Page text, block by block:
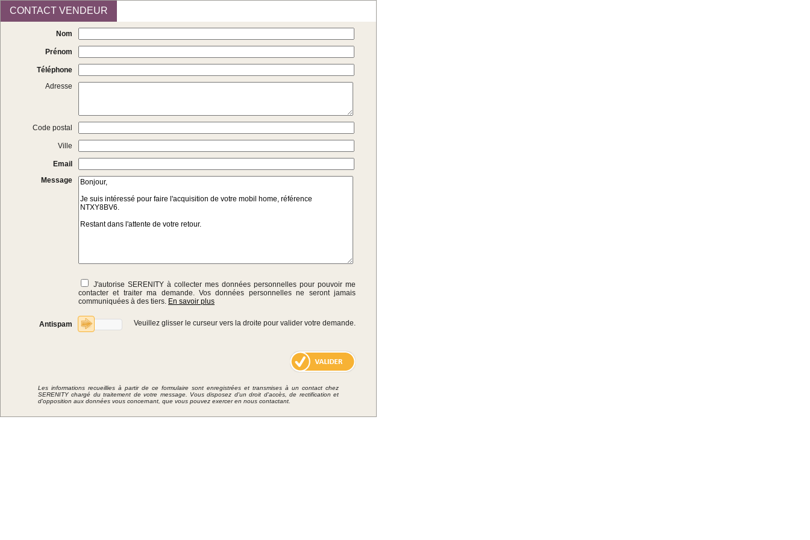
CONTACT VENDEUR
Nom
Prénom
Téléphone
Adresse
Code postal
Ville
Email
Message
J'autorise SERENITY à collecter mes données personnelles pour pouvoir me
contacter et traiter ma demande. Vos données personnelles ne seront jamais
communiquées à des tiers. En savoir plus
Antispam Veuillez glisser le curseur vers la droite pour valider votre demande.
Les informations recueillies à partir de ce formulaire sont enregistrées et transmises à un contact chez
SERENITY chargé du traitement de votre message. Vous disposez d'un droit d'accès, de rectification et
d'opposition aux données vous concernant, que vous pouvez exercer en nous contactant.